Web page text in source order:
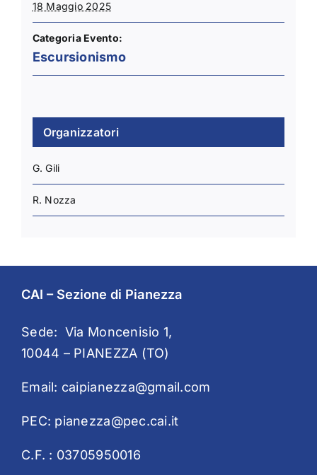
18 Maggio 2025
Categoria Evento:
Escursionismo
Organizzatori
G. Gili
R. Nozza
CAI – Sezione di Pianezza
Sede: Via Moncenisio 1,
10044 – PIANEZZA (TO)
Email: caipianezza@gmail.com
PEC: pianezza@pec.cai.it
C.F. : 03705950016